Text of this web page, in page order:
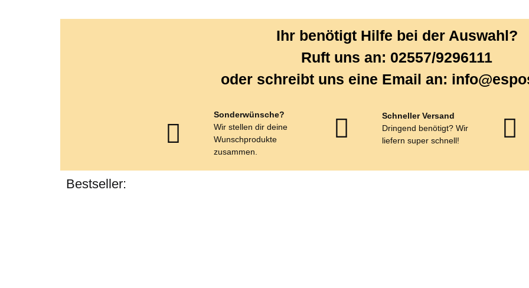
Ihr benötigt Hilfe bei der Auswahl?
Ruft uns an: 02557/9296111
oder schreibt uns eine Email an:
Sonderwünsche?
Wir stellen dir deine
Wunschprodukte
zusammen.
Schneller Versand
Dringend benötigt? Wir
liefern super schnell!
Bestseller: